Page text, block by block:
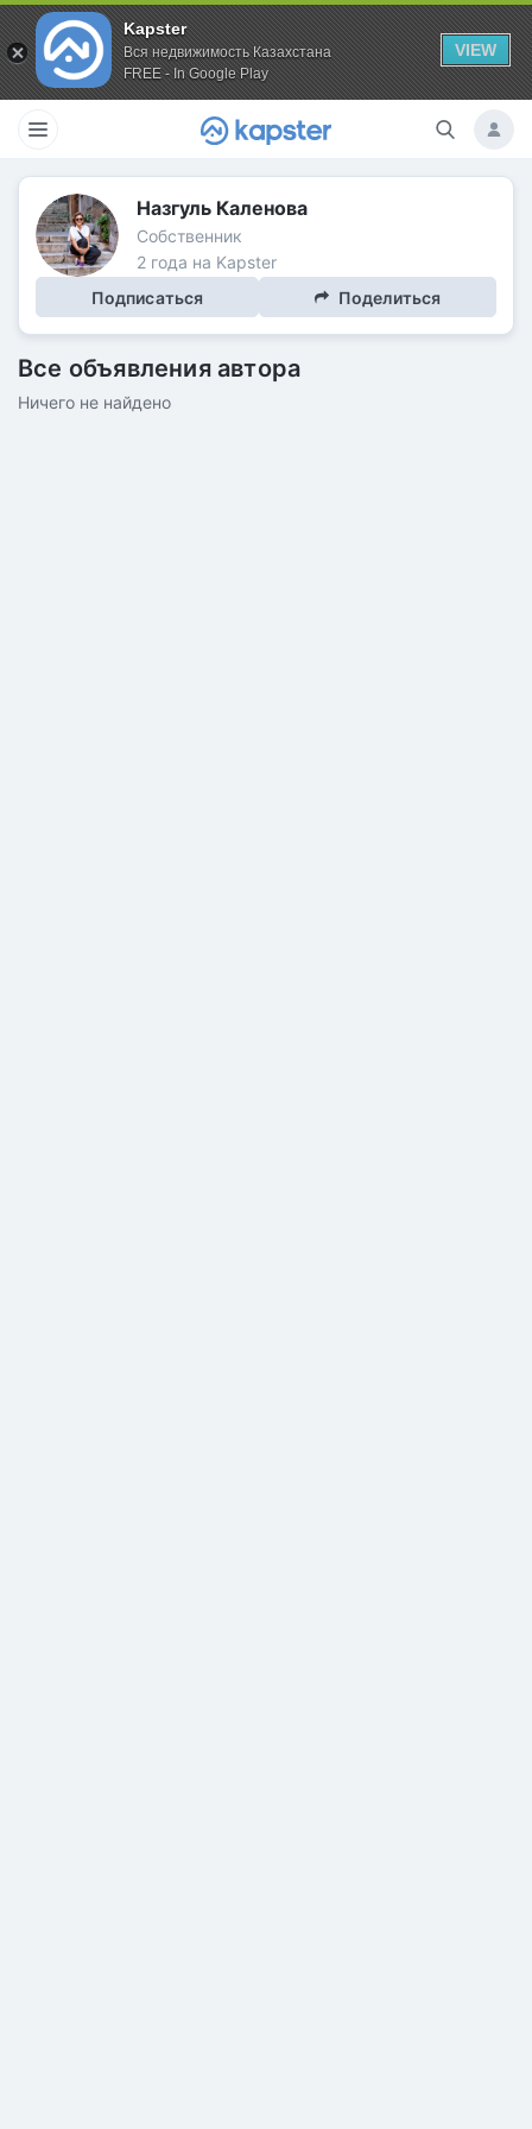
Kapster
Вся недвижимость Казахстана
FREE - In Google Play
VIEW
Назгуль Каленова
Собственник
2 года на Kapster
Подписаться
Поделиться
Все объявления автора
Ничего не найдено